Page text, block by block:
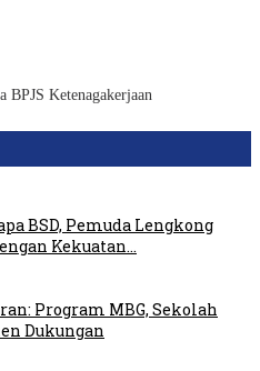
BSD, Pemuda Lengkong
Kekuatan…
Program MBG, Sekolah
Dukungan